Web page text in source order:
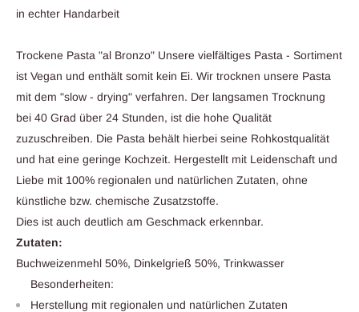
in echter Handarbeit
Trockene Pasta "al Bronzo" Unsere vielfältiges Pasta - Sortiment
ist Vegan und enthält somit kein Ei. Wir trocknen unsere Pasta
mit dem "slow - drying" verfahren. Der langsamen Trocknung
bei 40 Grad über 24 Stunden, ist die hohe Qualität
zuzuschreiben. Die Pasta behält hierbei seine Rohkostqualität
und hat eine geringe Kochzeit. Hergestellt mit Leidenschaft und
Liebe mit 100% regionalen und natürlichen Zutaten, ohne
künstliche bzw. chemische Zusatzstoffe.
Dies ist auch deutlich am Geschmack erkennbar.
Zutaten:
Buchweizenmehl 50%, Dinkelgrieß 50%, Trinkwasser
Besonderheiten:
Herstellung mit regionalen und natürlichen Zutaten